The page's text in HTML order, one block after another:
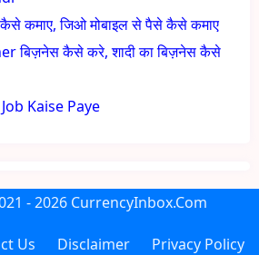
कमाए, जिओ मोबाइल से पैसे कैसे कमाए
बिज़नेस कैसे करे, शादी का बिज़नेस कैसे
Kaise Paye
- 2026 CurrencyInbox.Com
Us Disclaimer Privacy Policy